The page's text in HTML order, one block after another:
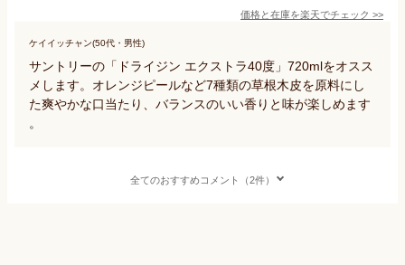
価格と在庫を楽天でチェック >>
ケイイッチャン(50代・男性)
サントリーの「ドライジン エクストラ40度」720mlをオスス
メします。オレンジピールなど7種類の草根木皮を原料にし
た爽やかな口当たり、バランスのいい香りと味が楽しめます
。
全てのおすすめコメント（2件）